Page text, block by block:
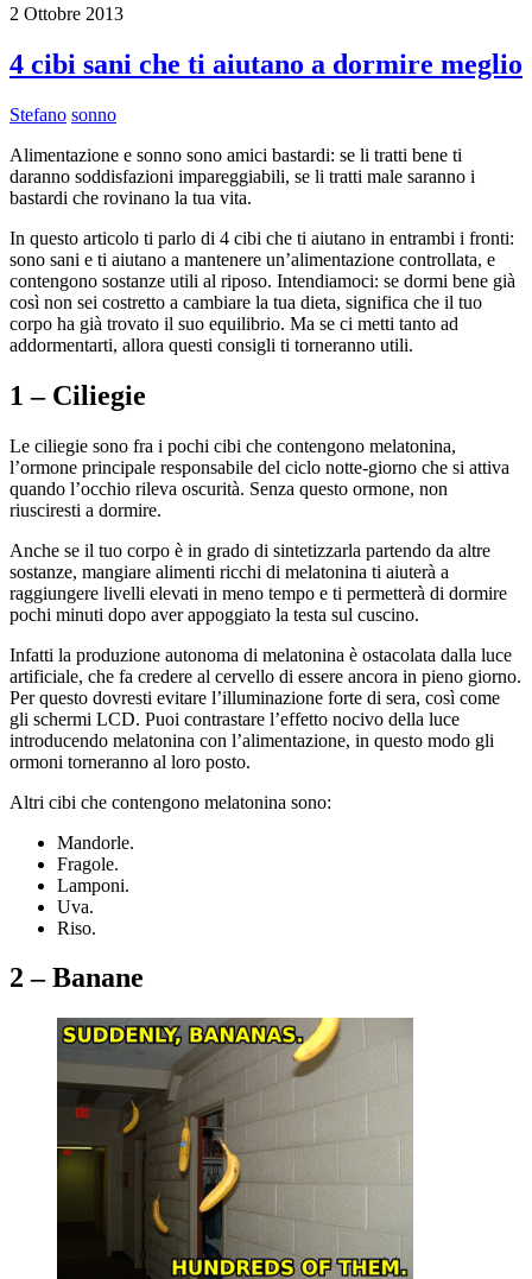
2 Ottobre 2013
4 cibi sani che ti aiutano a dormire meglio
Stefano sonno
Alimentazione e sonno sono amici bastardi: se li tratti bene ti
daranno soddisfazioni impareggiabili, se li tratti male saranno i
bastardi che rovinano la tua vita.
In questo articolo ti parlo di 4 cibi che ti aiutano in entrambi i fronti:
sono sani e ti aiutano a mantenere un’alimentazione controllata, e
contengono sostanze utili al riposo. Intendiamoci: se dormi bene già
così non sei costretto a cambiare la tua dieta, significa che il tuo
corpo ha già trovato il suo equilibrio. Ma se ci metti tanto ad
addormentarti, allora questi consigli ti torneranno utili.
1 – Ciliegie
Le ciliegie sono fra i pochi cibi che contengono melatonina,
l’ormone principale responsabile del ciclo notte-giorno che si attiva
quando l’occhio rileva oscurità. Senza questo ormone, non
riusciresti a dormire.
Anche se il tuo corpo è in grado di sintetizzarla partendo da altre
sostanze, mangiare alimenti ricchi di melatonina ti aiuterà a
raggiungere livelli elevati in meno tempo e ti permetterà di dormire
pochi minuti dopo aver appoggiato la testa sul cuscino.
Infatti la produzione autonoma di melatonina è ostacolata dalla luce
artificiale, che fa credere al cervello di essere ancora in pieno giorno.
Per questo dovresti evitare l’illuminazione forte di sera, così come
gli schermi LCD. Puoi contrastare l’effetto nocivo della luce
introducendo melatonina con l’alimentazione, in questo modo gli
ormoni torneranno al loro posto.
Altri cibi che contengono melatonina sono:
Mandorle.
Fragole.
Lamponi.
Uva.
Riso.
2 – Banane